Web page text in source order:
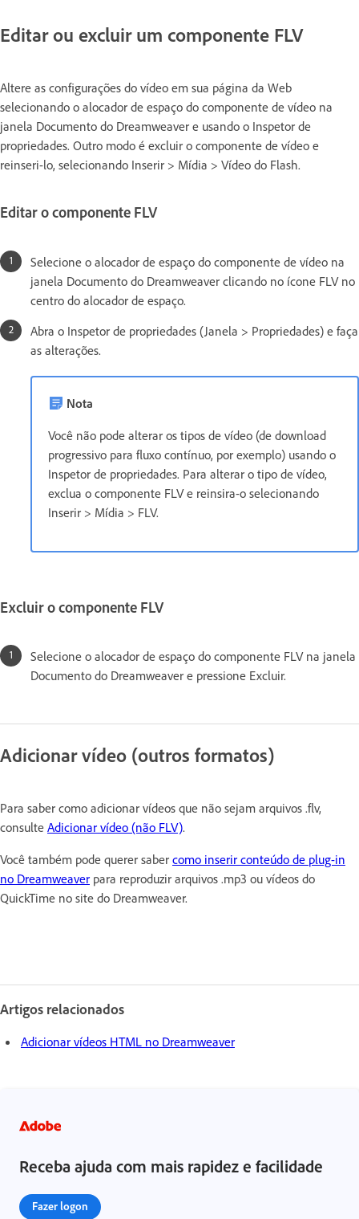
Editar ou excluir um componente FLV
Altere as configurações do vídeo em sua página da Web
selecionando o alocador de espaço do componente de vídeo na
janela Documento do Dreamweaver e usando o Inspetor de
propriedades. Outro modo é excluir o componente de vídeo e
reinseri-lo, selecionando Inserir > Mídia > Vídeo do Flash.
Editar o componente FLV
Selecione o alocador de espaço do componente de vídeo na
janela Documento do Dreamweaver clicando no ícone FLV no
centro do alocador de espaço.
Abra o Inspetor de propriedades (Janela > Propriedades) e faça
as alterações.
Nota
Você não pode alterar os tipos de vídeo (de download
progressivo para fluxo contínuo, por exemplo) usando o
Inspetor de propriedades. Para alterar o tipo de vídeo,
exclua o componente FLV e reinsira-o selecionando
Inserir > Mídia > FLV.
Excluir o componente FLV
Selecione o alocador de espaço do componente FLV na janela
Documento do Dreamweaver e pressione Excluir.
Adicionar vídeo (outros formatos)
Para saber como adicionar vídeos que não sejam arquivos .flv,
consulte Adicionar vídeo (não FLV).
Você também pode querer saber como inserir conteúdo de plug-in
no Dreamweaver para reproduzir arquivos .mp3 ou vídeos do
QuickTime no site do Dreamweaver.
Artigos relacionados
Adicionar vídeos HTML no Dreamweaver
Receba ajuda com mais rapidez e facilidade
Fazer logon